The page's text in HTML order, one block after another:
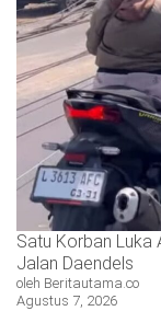
Satu Korban Luka
Jalan Daendels
oleh Beritautama.co
Agustus 7, 2026